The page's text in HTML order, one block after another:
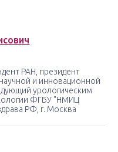
РАН, президент
и инновационной
урологическим
ФГБУ "НМИЦ
РФ, г. Москва